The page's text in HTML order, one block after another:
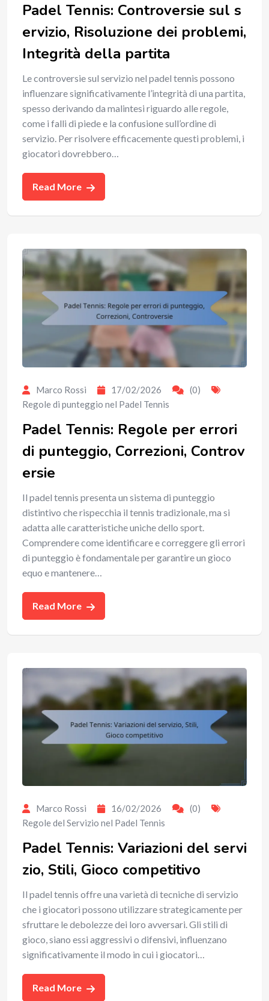
Padel Tennis: Controversie sul s
ervizio, Risoluzione dei problemi,
Integrità della partita
Le controversie sul servizio nel padel tennis possono
influenzare significativamente l’integrità di una partita,
spesso derivando da malintesi riguardo alle regole,
come i falli di piede e la confusione sull’ordine di
servizio. Per risolvere efficacemente questi problemi, i
giocatori dovrebbero…
Read More
Marco Rossi 17/02/2026
(0)
Regole di punteggio nel Padel Tennis
Padel Tennis: Regole per errori
di punteggio, Correzioni, Controv
ersie
Il padel tennis presenta un sistema di punteggio
distintivo che rispecchia il tennis tradizionale, ma si
adatta alle caratteristiche uniche dello sport.
Comprendere come identificare e correggere gli errori
di punteggio è fondamentale per garantire un gioco
equo e mantenere…
Read More
Marco Rossi 16/02/2026
(0)
Regole del Servizio nel Padel Tennis
Padel Tennis: Variazioni del servi
zio, Stili, Gioco competitivo
Il padel tennis offre una varietà di tecniche di servizio
che i giocatori possono utilizzare strategicamente per
sfruttare le debolezze dei loro avversari. Gli stili di
gioco, siano essi aggressivi o difensivi, influenzano
significativamente il modo in cui i giocatori…
Read More